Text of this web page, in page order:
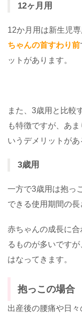
12ヶ月用
12か月用は新生児
ちゃんの首すわり前
ットがあります。
また、3歳用と比較
も特徴ですが、あ
いうデメリットがあ
3歳用
一方で3歳用は抱っ
できる使用期間の長
赤ちゃんの成長に
るものが多いです
はなってきます。
抱っこの場合
出産後の腰痛や日